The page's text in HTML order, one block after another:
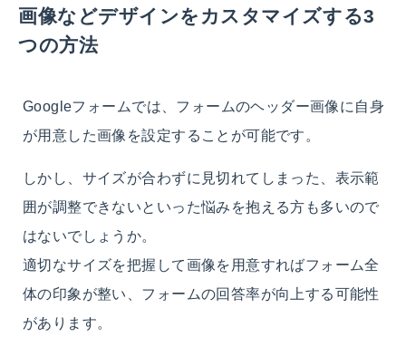
画像などデザインをカスタマイズする3
つの方法
Googleフォームでは、フォームのヘッダー画像に自身
が用意した画像を設定することが可能です。
しかし、サイズが合わずに見切れてしまった、表示範
囲が調整できないといった悩みを抱える方も多いので
はないでしょうか。
適切なサイズを把握して画像を用意すればフォーム全
体の印象が整い、フォームの回答率が向上する可能性
があります。